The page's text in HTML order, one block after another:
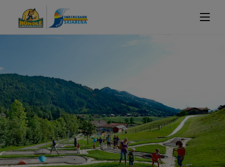
WANDERN MIT FAMILIE